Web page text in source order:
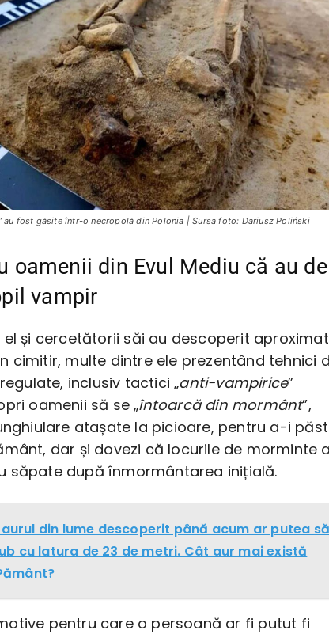
au fost găsite într-o necropolă din Polonia | Sursa foto: Dariusz Poliński
oamenii din Evul Mediu că au
vampir
el și cercetătorii săi au descoperit
cimitir, multe dintre ele prezentând tehnici
inclusiv tactici „anti-vampirice”
oamenii să se „întoarcă din mormânt”,
atașate la picioare, pentru a-i
dar și dovezi că locurile de morminte
săpate după înmormântarea inițială.
din lume descoperit până acum ar putea să
cu latura de 23 de metri. Cât aur mai există
pentru care o persoană ar fi putut fi